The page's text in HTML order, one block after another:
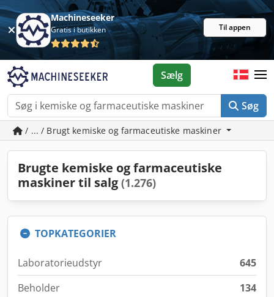
Machineseeker
Gratis i butikken Til appen
Søg
Sælg
/ ... / Brugt kemiske og farmaceutiske maskiner
Brugte kemiske og farmaceutiske
maskiner til salg (1.276)
TOPKATEGORIER
Laboratorieudstyr
645
Beholder
134